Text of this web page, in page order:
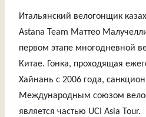
Итальянский велогонщик
Astana Team Маттео
первом этапе многодневной
Китае. Гонка, проходящая
Хайнань с 2006 года,
Международным союзом
является частью UCI Asia Tour.